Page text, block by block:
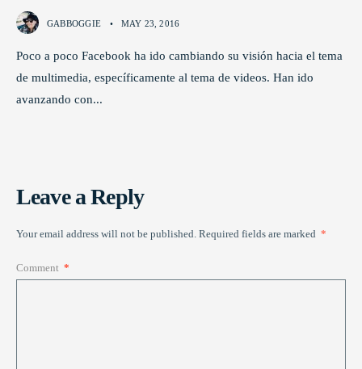
GABBOGGIE • MAY 23, 2016
Poco a poco Facebook ha ido cambiando su visión hacia el tema
de multimedia, específicamente al tema de videos. Han ido
avanzando con...
Leave a Reply
Your email address will not be published. Required fields are marked *
Comment *